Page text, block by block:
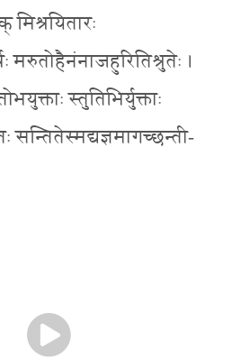
मिश्रयितारः
मरुतोहैनंनाजहुरितिश्रुतेः ।
स्तुतिभिर्युक्ताः
सन्तितेस्मद्यज्ञमागच्छन्ती-